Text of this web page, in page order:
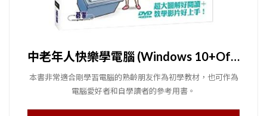
中老年人快樂學電腦 (Windows 10+Office 2016)
本書非常適合剛學習電腦的熟齡朋友作為初學教材，也可作為
電腦愛好者和自學讀者的參考用書。